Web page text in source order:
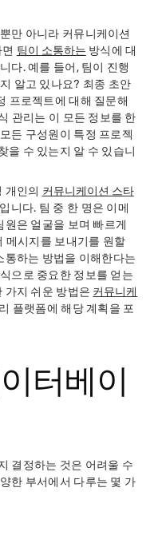
만 아니라 커뮤니케이션
팀이 소통하는 방식에 대
다. 예를 들어, 팀이 진행
알고 있나요? 최종 초안
프로젝트에 대해 질문해
관리는 이 모든 정보를 한
든 구성원이 특정 프로젝
을 수 있는지 알 수 있습니
개인의 커뮤니케이션 스타
니다. 팀 중 한 명은 이메
원은 얼굴을 보며 빠르게
메시지를 보내기를 원할
통하는 방법을 이해한다는
으로 중요한 정보를 얻는
가지 쉬운 방법은 커뮤니케
플랫폼에 해당 계획을 포
터베이
결정하는 것은 어려울 수
한 부서에서 다루는 몇 가